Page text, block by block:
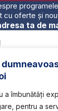
a îmbunătăți
pentru a
cu oferte și
ta de
și
conform GDPR.